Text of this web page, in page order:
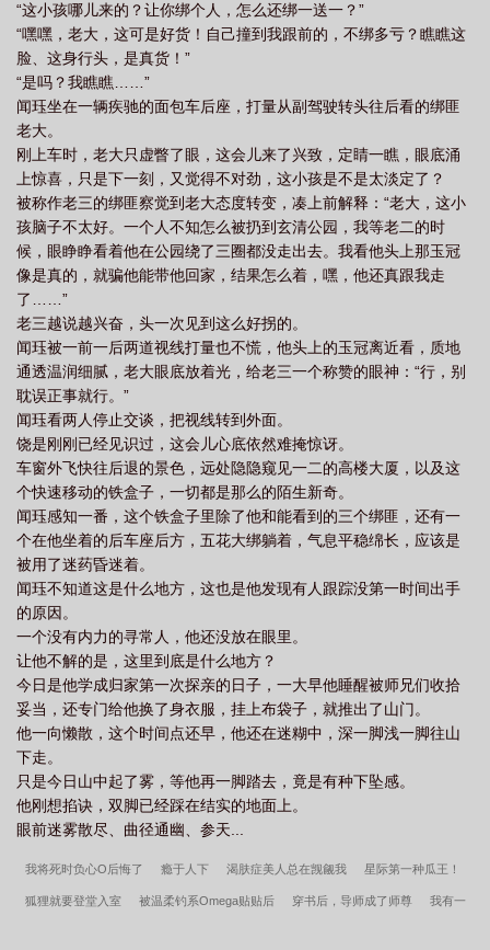
惨……自小锦衣玉食没受过钱的苦的闻珏：？不久后，不少人发
现，闻家重新从首负变回了首富，早已没落的玄清门一脉门人术法
突飞猛进，一日千里，让人望洋兴叹。听说让他们改变这么大的是
他们门中多了一位高手高手高高手的师叔祖。众人：羡慕、嫉妒、
想见。不久后一次遇险，一堆人被困在阵法里三天三夜，眼瞧着吃
食都没了，陷入绝望。其中一位师侄儿拿出一枚珍藏的符，故作淡
定：不慌，我摇人。然后这位摇来的竟是他那位传闻中的师叔祖。
万众瞩目中，众人终于等来了这位传闻中的大佬。只见对方开着儿
童版电动卡丁车，贼拉炫酷的一个漂移闪现。惊呆的众人齐齐懵逼
脸：？虽然这位师叔祖出场的确够帅，但……这也挡不住他是个小
孩的事实啊！！！同类型预收文《僵尸崽崽是末世最强王者》盛邵
一出生就被封为太子，是大盛朝唯一的皇位继承人。可惜天妒奇
才、慧极早夭。他的墓地据史书记载堪比皇宫，奇珍异宝无数，足
足建了十年，为保这期间尸身不腐，帝后不惜动用皇家禁术。好消
息，千年后尸身不腐的小殿下醒了；坏消息，小殿下成了僵尸崽
崽。盛小邵循着血脉指引下山，发现沧海桑田、斗转星移，大盛朝
没了，遍地缺胳膊断腿面目狰狞的丧尸。拥有不死之身/力大无穷/丧
尸全控/满级道术的盛小邵歪头茫然：？面对全然陌生、秩序混乱的
末世，唯一的好消息是盛小邵发现父皇母后的转世还活着。他继续
循着指引找寻，最先遇到的，是转世后的父皇母后给他生的……弟
弟之一？盛老四低头瞧着眼前粉雕玉琢矮墩墩的奶娃娃：你说你是
我的谁？盛小邵指了指对方：弟弟。盛老四：他已经弱到连个崽崽
都敢当面嘲讽挑衅了吗？下一刻，只听矮宝宝继续开口：四皇弟，
父皇、母后、大皇弟、二皇弟、三皇弟在哪儿？最开始的盛老四：
哦莫，是个脑壳有问题的。后来的盛老四：不能我一个人被喊弟
弟，大哥二哥三哥，我来了！我给你们找了个活爹（划掉）哥！颤
抖吧！哥哥们！
“这小孩哪儿来的？让你绑个人，怎么还绑一送一？”
“嘿嘿，老大，这可是好货！自己撞到我跟前的，不绑多亏？瞧瞧这
脸、这身行头，是真货！”
“是吗？我瞧瞧……”
闻珏坐在一辆疾驰的面包车后座，打量从副驾驶转头往后看的绑匪
老大。
刚上车时，老大只虚瞥了眼，这会儿来了兴致，定睛一瞧，眼底涌
上惊喜，只是下一刻，又觉得不对劲，这小孩是不是太淡定了？
被称作老三的绑匪察觉到老大态度转变，凑上前解释：“老大，这小
孩脑子不太好。一个人不知怎么被扔到玄清公园，我等老二的时
候，眼睁睁看着他在公园绕了三圈都没走出去。我看他头上那玉冠
像是真的，就骗他能带他回家，结果怎么着，嘿，他还真跟我走
了……”
老三越说越兴奋，头一次见到这么好拐的。
闻珏被一前一后两道视线打量也不慌，他头上的玉冠离近看，质地
通透温润细腻，老大眼底放着光，给老三一个称赞的眼神：“行，别
耽误正事就行。”
闻珏看两人停止交谈，把视线转到外面。
饶是刚刚已经见识过，这会儿心底依然难掩惊讶。
车窗外飞快往后退的景色，远处隐隐窥见一二的高楼大厦，以及这
个快速移动的铁盒子，一切都是那么的陌生新奇。
闻珏感知一番，这个铁盒子里除了他和能看到的三个绑匪，还有一
个在他坐着的后车座后方，五花大绑躺着，气息平稳绵长，应该是
被用了迷药昏迷着。
闻珏不知道这是什么地方，这也是他发现有人跟踪没第一时间出手
的原因。
一个没有内力的寻常人，他还没放在眼里。
让他不解的是，这里到底是什么地方？
今日是他学成归家第一次探亲的日子，一大早他睡醒被师兄们收拾
妥当，还专门给他换了身衣服，挂上布袋子，就推出了山门。
他一向懒散，这个时间点还早，他还在迷糊中，深一脚浅一脚往山
下走。
只是今日山中起了雾，等他再一脚踏去，竟是有种下坠感。
他刚想掐诀，双脚已经踩在结实的地面上。
眼前迷雾散尽、曲径通幽、参天...
我将死时负心O后悔了 瘾于人下 渴肤症美人总在觊觎我 星际第一种瓜王！
狐狸就要登堂入室 被温柔钓系Omega贴贴后 穿书后，导师成了师尊 我有一